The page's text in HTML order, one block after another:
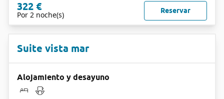
322 €
Por 2 noche(s) Reservar
Suite vista mar
Alojamiento y desayuno